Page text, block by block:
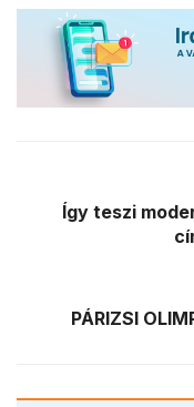
Így teszi
PÁRIZSI